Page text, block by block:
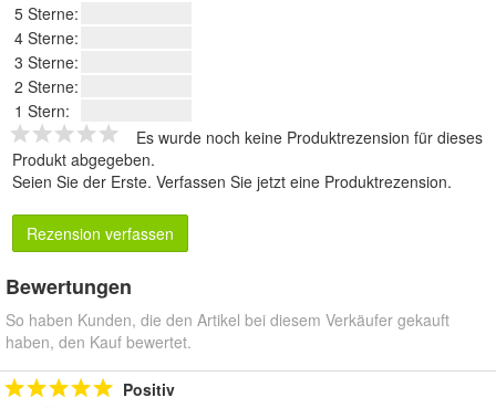
5 Sterne:
4 Sterne:
3 Sterne:
2 Sterne:
1 Stern:
Es wurde noch keine Produktrezension für dieses
Produkt abgegeben.
Seien Sie der Erste. Verfassen Sie jetzt eine Produktrezension.
Rezension verfassen
Bewertungen
So haben Kunden, die den Artikel bei diesem Verkäufer gekauft
haben, den Kauf bewertet.
Positiv